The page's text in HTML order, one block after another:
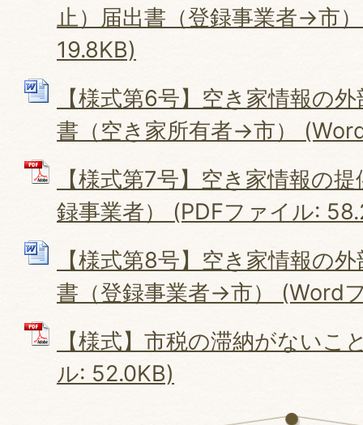
止）届出書（登録事業者→市
19.8KB)
【様式第6号】空き家情報の
書（空き家所有者→市）
【様式第7号】空き家情報の
録事業者） (PDFファイル:
【様式第8号】空き家情報の
書（登録事業者→市） (Word
【様式】市税の滞納がないこ
ル: 52.0KB)